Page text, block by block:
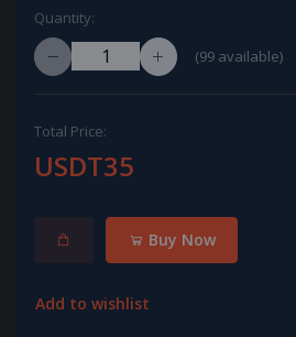
Quantity:
(99 available)
Total Price:
USDT35
Buy Now
Add to wishlist